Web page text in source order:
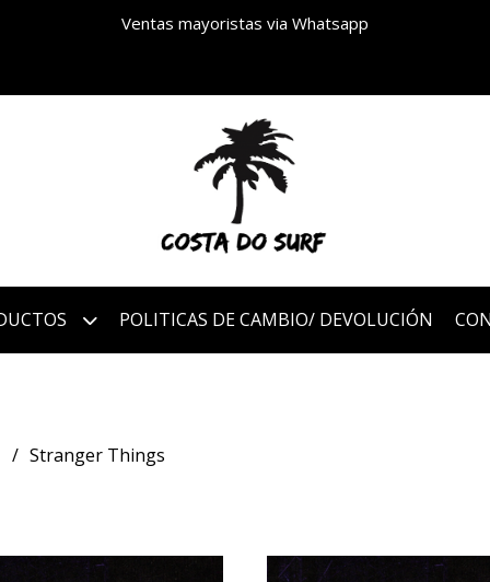
Ventas mayoristas via Whatsapp
POLITICAS DE CAMBIO/ DEVOLUCIÓN
Stranger Things